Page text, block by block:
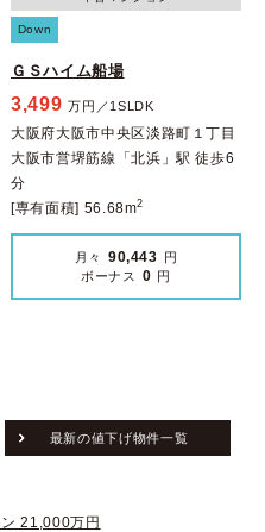
Down
ＧＳハイム船場
3,499 万円／1SLDK
大阪府大阪市中央区淡路町１丁目
大阪市営堺筋線「北浜」駅 徒歩6
分
[専有面積] 56.68m2
月々 90,443 円
ボーナス
0 円
最新の値下げ物件一覧
21,000万円